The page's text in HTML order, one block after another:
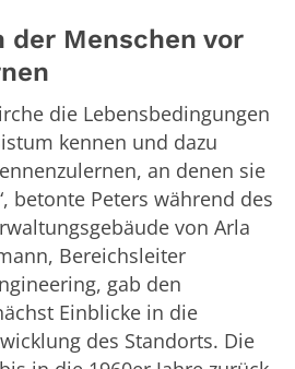
der Menschen vor
die Lebensbedingungen
kennen und dazu
an denen sie
betonte Peters während des
von Arla
Bereichsleiter
gab den
Einblicke in die
des Standorts. Die